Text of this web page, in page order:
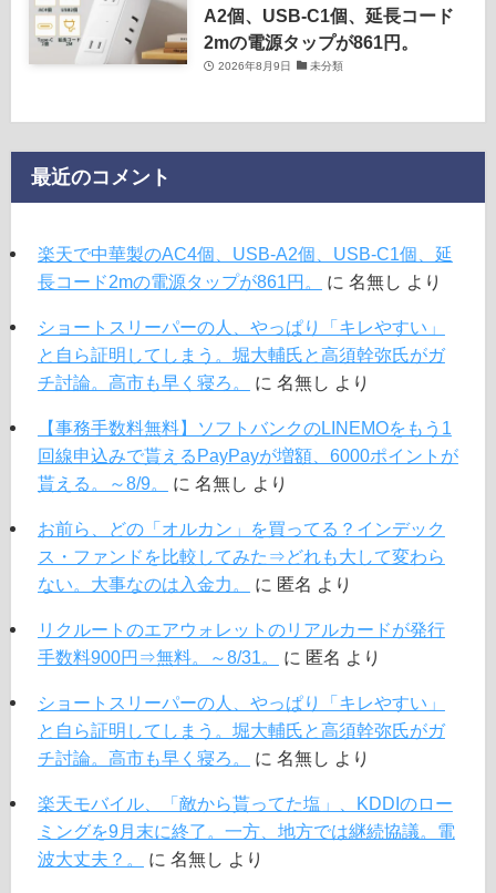
A2個、USB-C1個、延長コード
2mの電源タップが861円。
2026年8月9日 未分類
最近のコメント
楽天で中華製のAC4個、USB-A2個、USB-C1個、延
長コード2mの電源タップが861円。
に 名無し より
ショートスリーパーの人、やっぱり「キレやすい」
と自ら証明してしまう。堀大輔氏と高須幹弥氏がガ
チ討論。高市も早く寝ろ。
に 名無し より
【事務手数料無料】ソフトバンクのLINEMOをもう1
回線申込みで貰えるPayPayが増額、6000ポイントが
貰える。～8/9。
に 名無し より
お前ら、どの「オルカン」を買ってる？インデック
ス・ファンドを比較してみた⇒どれも大して変わら
ない。大事なのは入金力。
に 匿名 より
リクルートのエアウォレットのリアルカードが発行
手数料900円⇒無料。～8/31。
に 匿名 より
ショートスリーパーの人、やっぱり「キレやすい」
と自ら証明してしまう。堀大輔氏と高須幹弥氏がガ
チ討論。高市も早く寝ろ。
に 名無し より
楽天モバイル、「敵から貰ってた塩」、KDDIのロー
ミングを9月末に終了。一方、地方では継続協議。電
波大丈夫？。
に 名無し より